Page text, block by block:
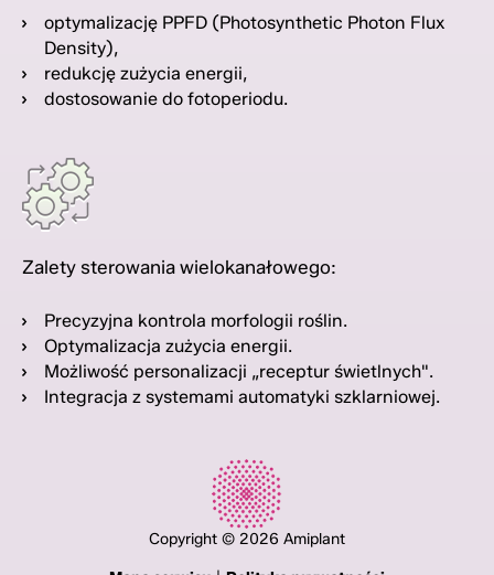
optymalizację PPFD (Photosynthetic Photon Flux
Density),
redukcję zużycia energii,
dostosowanie do fotoperiodu.
Zalety sterowania wielokanałowego:
Precyzyjna kontrola morfologii roślin.
Optymalizacja zużycia energii.
Możliwość personalizacji „receptur świetlnych".
Integracja z systemami automatyki szklarniowej.
Copyright © 2026 Amiplant